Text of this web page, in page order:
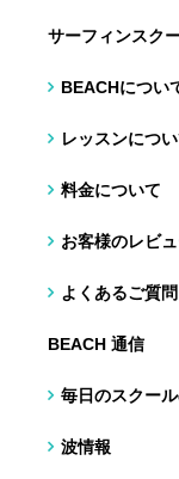
サーフィンスク
BEACHについ
レッスンにつ
料金について
お客様のレビ
よくあるご質問
BEACH 通信
毎日のスクー
波情報